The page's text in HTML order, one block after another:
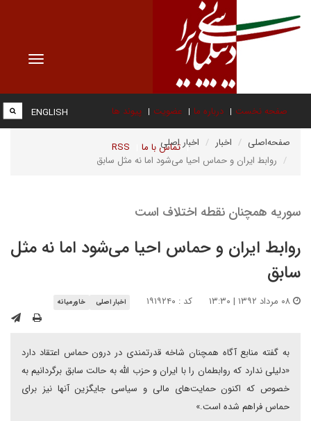
Toggle
صفحه نخست درباره ما عضویت پیوند ها
تماس با ما RSS
ENGLISH
صفحه‌اصلی اخبار
اخبار اصلی
روابط ایران و حماس احیا می‌شود اما نه مثل سابق
سوریه همچنان نقطه اختلاف است
روابط ایران و حماس احیا می‌شود اما نه مثل
سابق
کد : ۱۹۱۹۲۴۰ اخبار اصلی خاورمیانه
به گفته منابع آگاه همچنان شاخه قدرتمندی در درون حماس اعتقاد دارد
«دلیلی ندارد که روابطمان را با ایران و حزب الله به حالت سابق برگردانیم به
خصوص که اکنون حمایت‌های مالی و سیاسی جایگزین آنها نیز برای
حماس فراهم شده است.»